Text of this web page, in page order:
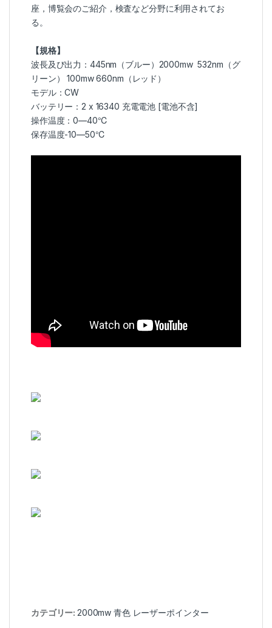
座，博覧会のご紹介，検査など分野に利用されてお
る。
【規格】
波長及び出力：445nm（ブルー）2000mw 532nm（グ
リーン） 100mw 660nm（レッド）
モデル：CW
バッテリー：2 x 16340 充電電池 [電池不含]
操作温度：0—40℃
保存温度-10—50℃
カテゴリー:2000mw 青色 レーザーポインター